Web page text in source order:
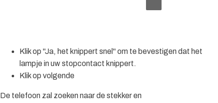
Klik op "Ja, het knippert snel" om te bevestigen dat het
lampje in uw stopcontact knippert.
Klik op volgende
De telefoon zal zoeken naar de stekker en